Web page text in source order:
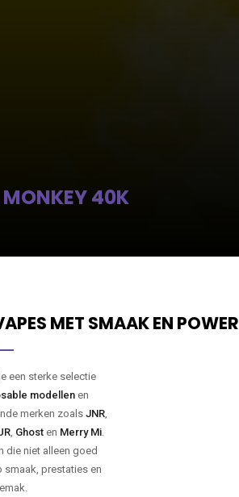
40K
MET SMAAK EN POWER
een sterke selectie
modellenen
merken zoals JNR,
, Ghost en Merry Mi.
die niet alleen goed
smaak, prestaties en